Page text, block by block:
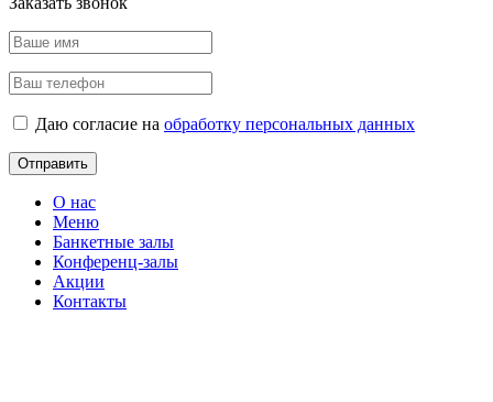
Даю согласие на обработку персональных данных
О нас
Меню
Банкетные залы
Конференц-залы
Акции
Контакты